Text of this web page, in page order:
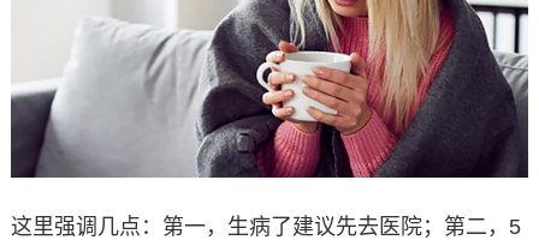
这里强调几点：第一，生病了建议先去医院；第二，5